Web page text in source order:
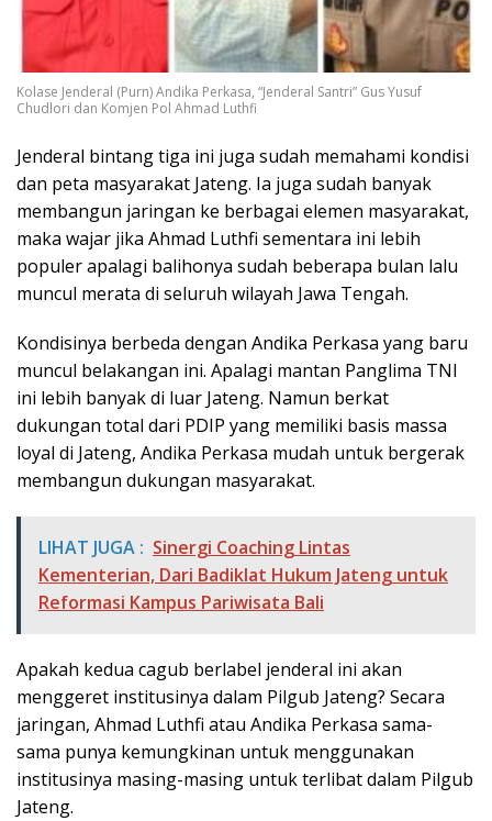
Kolase Jenderal (Purn) Andika Perkasa, “Jenderal Santri” Gus Yusuf
Chudlori dan Komjen Pol Ahmad Luthfi
Jenderal bintang tiga ini juga sudah memahami kondisi
dan peta masyarakat Jateng. Ia juga sudah banyak
membangun jaringan ke berbagai elemen masyarakat,
maka wajar jika Ahmad Luthfi sementara ini lebih
populer apalagi balihonya sudah beberapa bulan lalu
muncul merata di seluruh wilayah Jawa Tengah.
Kondisinya berbeda dengan Andika Perkasa yang baru
muncul belakangan ini. Apalagi mantan Panglima TNI
ini lebih banyak di luar Jateng. Namun berkat
dukungan total dari PDIP yang memiliki basis massa
loyal di Jateng, Andika Perkasa mudah untuk bergerak
membangun dukungan masyarakat.
LIHAT JUGA : Sinergi Coaching Lintas
Kementerian, Dari Badiklat Hukum Jateng untuk
Reformasi Kampus Pariwisata Bali
Apakah kedua cagub berlabel jenderal ini akan
menggeret institusinya dalam Pilgub Jateng? Secara
jaringan, Ahmad Luthfi atau Andika Perkasa sama-
sama punya kemungkinan untuk menggunakan
institusinya masing-masing untuk terlibat dalam Pilgub
Jateng.